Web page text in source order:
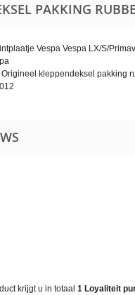
PAKKING
Vespa Vespa LX/​S/​
kleppendeksel pakking
krijgt u in totaal 1 Loyaliteit